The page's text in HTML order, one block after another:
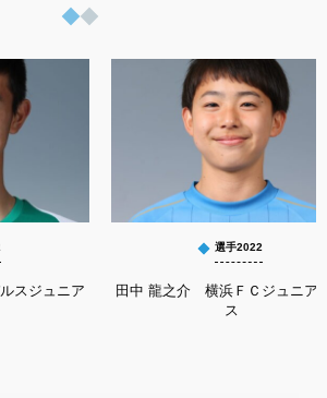
スジュニア
選手2022
田中 龍之介 横浜ＦＣジュニア
ス